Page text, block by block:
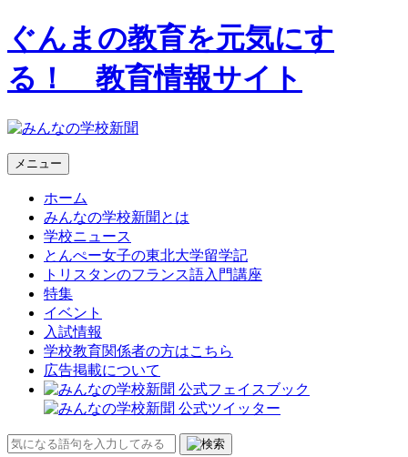
ぐんまの教育を元気にす
る！ 教育情報サイト
メニュー
ホーム
みんなの学校新聞とは
学校ニュース
とんぺー女子の東北大学留学記
トリスタンのフランス語入門講座
特集
イベント
入試情報
学校教育関係者の方はこちら
広告掲載について